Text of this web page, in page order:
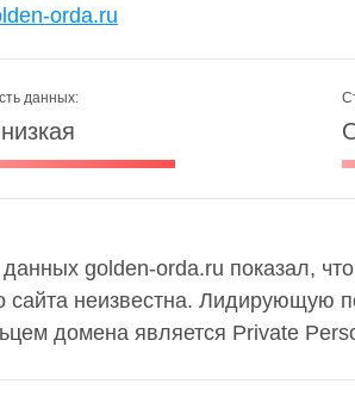
orda.ru
данных:
golden-orda.ru показал,
сайта неизвестна. Лидирующую
домена является Private